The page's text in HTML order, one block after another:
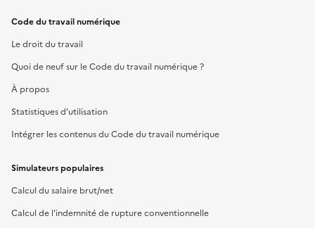
Code du travail numérique
Le droit du travail
Quoi de neuf sur le Code du travail numérique ?
À propos
Statistiques d'utilisation
Intégrer les contenus du Code du travail numérique
Simulateurs populaires
Calcul du salaire brut/net
Calcul de l'indemnité de rupture conventionnelle